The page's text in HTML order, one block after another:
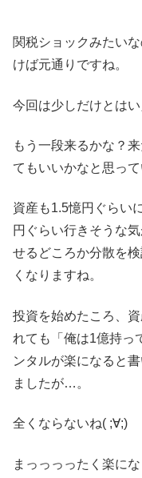
関税ショックみたい
けば元通りですね。
今回は少しだけとは
もう一段来るかな？
てもいいかなと思って
資産も1.5憶円ぐらい
円ぐらい行きそうな
せるどころか分散を
くなりますね。
投資を始めたころ、
れても「俺は1億持っ
ンタルが楽になると
ましたが…。
全くならないね( ;∀;)
まっっっったく楽にな